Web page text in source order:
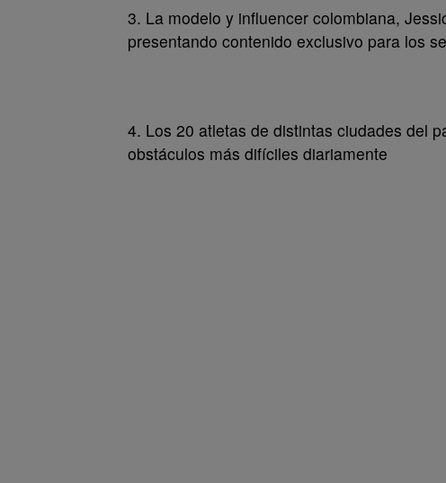
3. La modelo y influencer colombiana,
presentando contenido exclusivo para los
4. Los 20 atletas de distintas ciudades del
obstáculos más difíciles diariamente